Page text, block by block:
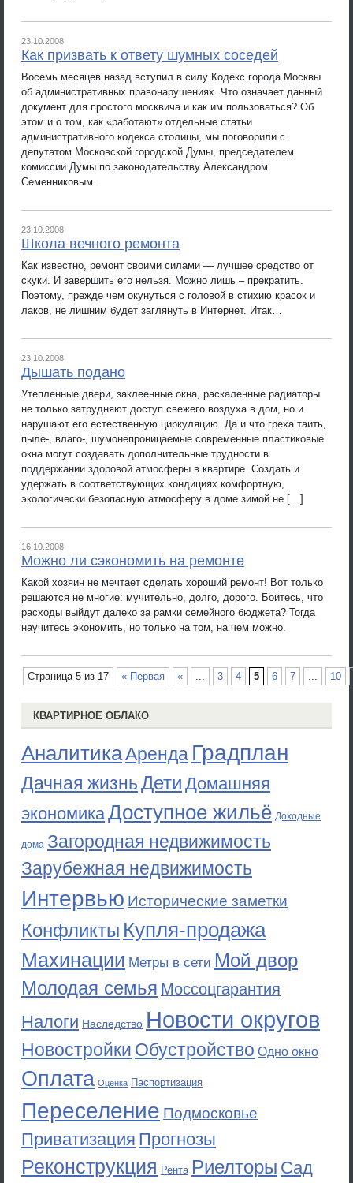
23.10.2008
Как призвать к ответу шумных соседей
Восемь месяцев назад вступил в силу Кодекс города Москвы
об административных правонарушениях. Что означает данный
документ для простого москвича и как им пользоваться? Об
этом и о том, как «работают» отдельные статьи
административного кодекса столицы, мы поговорили с
депутатом Московской городской Думы, председателем
комиссии Думы по законодательству Александром
Семенниковым.
23.10.2008
Школа вечного ремонта
Как известно, ремонт своими силами — лучшее средство от
скуки. И завершить его нельзя. Можно лишь – прекратить.
Поэтому, прежде чем окунуться с головой в стихию красок и
лаков, не лишним будет заглянуть в Интернет. Итак…
23.10.2008
Дышать подано
Утепленные двери, заклеенные окна, раскаленные радиаторы
не только затрудняют доступ свежего воздуха в дом, но и
нарушают его естественную циркуляцию. Да и что греха таить,
пыле-, влаго-, шумонепроницаемые современные пластиковые
окна могут создавать дополнительные трудности в
поддержании здоровой атмосферы в квартире. Создать и
удержать в соответствующих кондициях комфортную,
экологически безопасную атмосферу в доме зимой не […]
16.10.2008
Можно ли сэкономить на ремонте
Какой хозяин не мечтает сделать хороший ремонт! Вот только
решаются не многие: мучительно, долго, дорого. Боитесь, что
расходы выйдут далеко за рамки семейного бюджета? Тогда
научитесь экономить, но только на том, на чем можно.
Страница 5 из 17 « Первая « ... 3 4 5 6 7 ... 10
КВАРТИРНОЕ ОБЛАКО
АналитикаАренда Градплан
Дачная жизньДети Домашняя
экономикаДоступное жильё Доходные
дома Загородная недвижимость
Зарубежная недвижимость
Интервью Исторические заметки
Конфликты Купля-продажа
Махинации Метры в сети Мой двор
Молодая семья Моссоцгарантия
Налоги Наследство Новости округов
Новостройки Обустройство Одно окно
Оплата Оценка Паспортизация
Переселение Подмосковье
Приватизация Прогнозы
Реконструкция Рента Риелторы Сад